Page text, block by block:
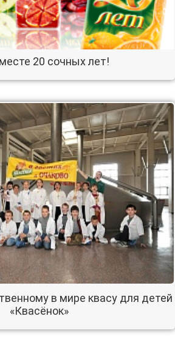
20 сочных лет!
в мире квасу для детей
«Квасёнок»